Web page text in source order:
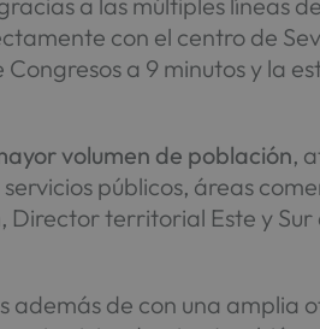
con el centro de
a 9 minutos y la
volumen de población,
públicos, áreas
, Director territorial Este y Sur
además de con una amplia